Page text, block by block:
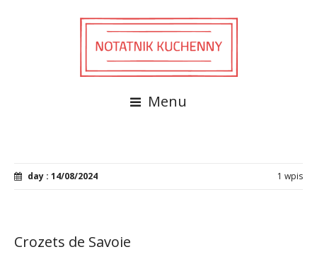
Menu
day : 14/08/2024 1 wpis
Crozets de Savoie